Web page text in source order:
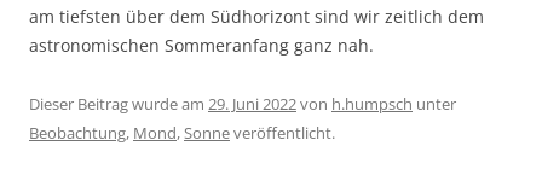
am tiefsten über dem Südhorizont sind wir zeitlich dem
astronomischen Sommeranfang ganz nah.
Dieser Beitrag wurde am 29. Juni 2022von h.humpsch unter
Beobachtung, Mond,Sonneveröffentlicht.